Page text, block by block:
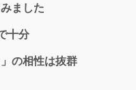
ました
十分
の相性は抜群